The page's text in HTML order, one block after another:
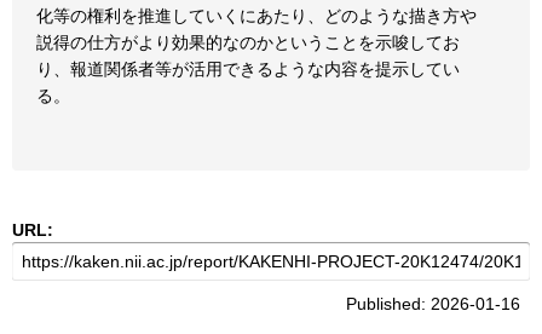
化等の権利を推進していくにあたり、どのような描き方や
説得の仕方がより効果的なのかということを示唆してお
り、報道関係者等が活用できるような内容を提示してい
る。
URL:
Published: 2026-01-16